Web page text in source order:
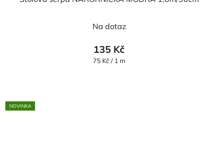
Na dotaz
135 Kč
Měrná
75 Kč / 1 m
NOVINKA